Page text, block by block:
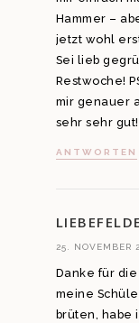
Hammer –
jetzt wohl
Sei lieb
Restwoche!
mir genauer
sehr sehr gut!
ANTWORTEN
25. NOVEMBER
Danke für
meine
brüten, habe